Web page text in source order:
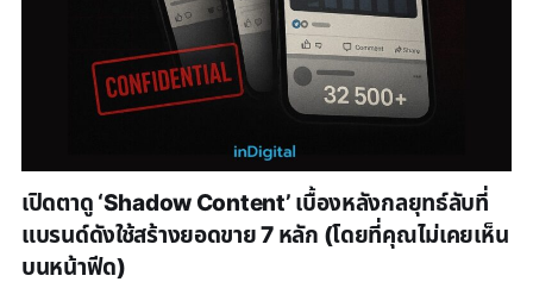
เปิดตาดู ‘Shadow Content’ เบื้องหลังกลยุทธ์ลับที่
แบรนด์ดังใช้สร้างยอดขาย 7 หลัก (โดยที่คุณไม่เคยเห็น
บนหน้าฟีด)